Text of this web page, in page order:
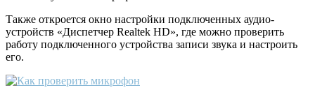
Также откроется окно настройки подключенных аудио-
устройств «Диспетчер Realtek HD», где можно проверить
работу подключенного устройства записи звука и настроить
его.